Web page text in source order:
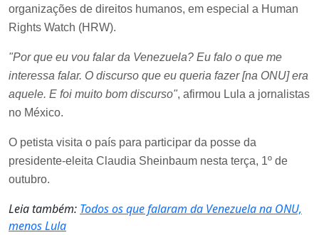
organizações de direitos humanos, em especial a Human
Rights Watch (HRW).
"Por que eu vou falar da Venezuela? Eu falo o que me
interessa falar. O discurso que eu queria fazer [na ONU] era
aquele. E foi muito bom discurso", afirmou Lula a jornalistas
no México.
O petista visita o país para participar da posse da
presidente-eleita Claudia Sheinbaum nesta terça, 1º de
outubro.
Leia também: Todos os que falaram da Venezuela na ONU,
menos Lula